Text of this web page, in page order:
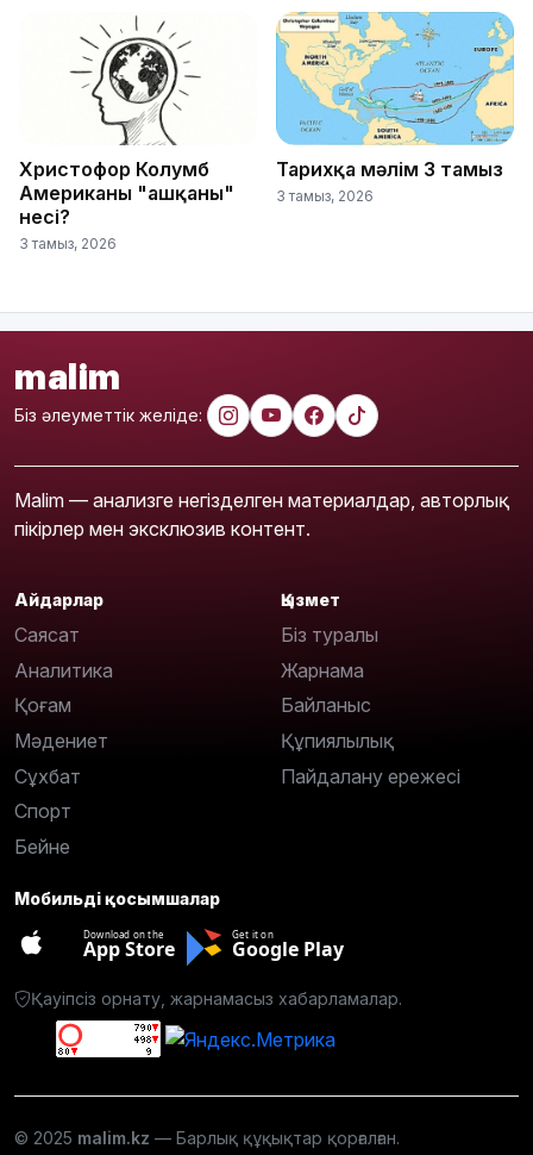
Христофор Колумб
Американы "ашқаны"
несі?
3 тамыз, 2026
Тарихқа мәлім 3 тамыз
3 тамыз, 2026
malim
Біз әлеуметтік желіде:
Malim — анализге негізделген материалдар, авторлық
пікірлер мен эксклюзив контент.
Айдарлар
Саясат
Аналитика
Қоғам
Мәдениет
Сұхбат
Спорт
Бейне
Қызмет
Біз туралы
Жарнама
Байланыс
Құпиялылық
Пайдалану ережесі
Мобильді қосымшалар
Download on the
App Store
Get it on
Google Play
Қауіпсіз орнату, жарнамасыз хабарламалар.
© 2025 malim.kz — Барлық құқықтар қорғалған.